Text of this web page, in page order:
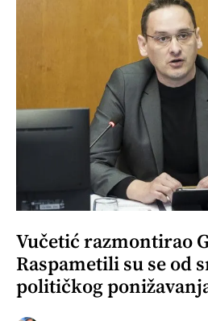
Vučetić razmontirao
Raspametili su se od
političkog